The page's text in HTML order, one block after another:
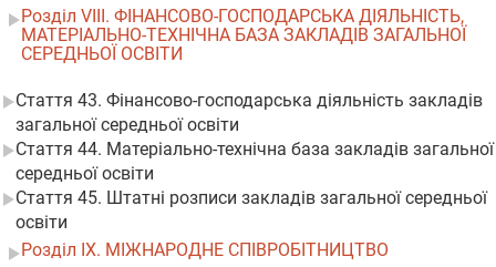
Розділ VIII. ФІНАНСОВО-ГОСПОДАРСЬКА ДІЯЛЬНІСТЬ,
МАТЕРІАЛЬНО-ТЕХНІЧНА БАЗА ЗАКЛАДІВ ЗАГАЛЬНОЇ
СЕРЕДНЬОЇ ОСВІТИ
Стаття 43. Фінансово-господарська діяльність закладів
загальної середньої освіти
Стаття 44. Матеріально-технічна база закладів загальної
середньої освіти
Стаття 45. Штатні розписи закладів загальної середньої
освіти
Розділ IX. МІЖНАРОДНЕ СПІВРОБІТНИЦТВО